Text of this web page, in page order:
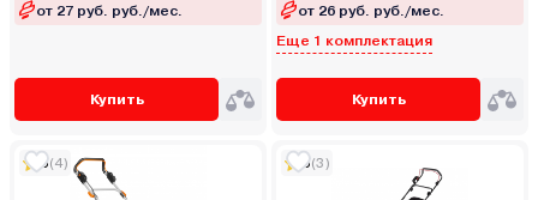
от 27 руб. руб./мес.
Купить
от 26 руб. руб./мес.
Еще 1 комплектация
Купить
5(4) 5(3)